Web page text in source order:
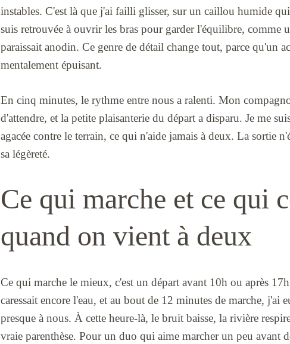
instables. C'est là que j'ai failli glisser, sur un caillou humide
suis retrouvée à ouvrir les bras pour garder l'équilibre, comme
paraissait anodin. Ce genre de détail change tout, parce qu'un
mentalement épuisant.
En cinq minutes, le rythme entre nous a ralenti. Mon
d'attendre, et la petite plaisanterie du départ a disparu. Je me
agacée contre le terrain, ce qui n'aide jamais à deux. La sortie
sa légèreté.
Ce qui marche et ce qui
quand on vient à deux
Ce qui marche le mieux, c'est un départ avant 10h ou après
caressait encore l'eau, et au bout de 12 minutes de marche, j'ai
presque à nous. À cette heure-là, le bruit baisse, la rivière
vraie parenthèse. Pour un duo qui aime marcher un peu avant